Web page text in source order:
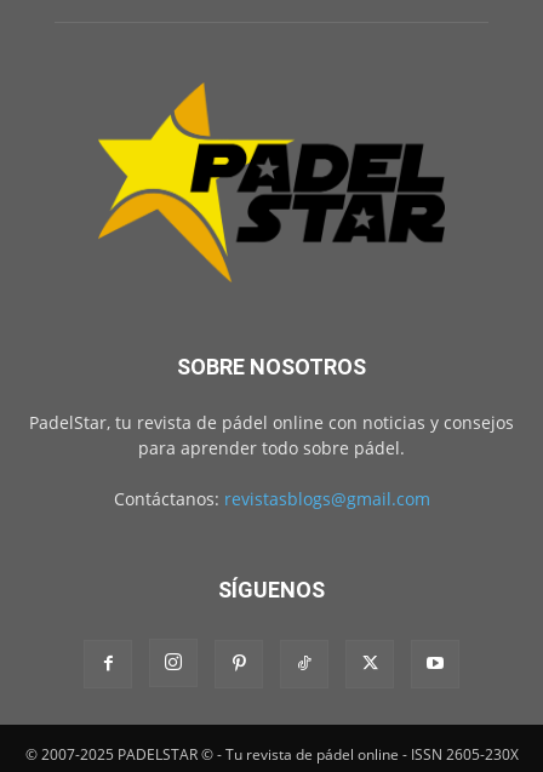
SOBRE NOSOTROS
PadelStar, tu revista de pádel online con noticias y consejos
para aprender todo sobre pádel.
Contáctanos: revistasblogs@gmail.com
SÍGUENOS
© 2007-2025 PADELSTAR © - Tu revista de pádel online - ISSN 2605-230X